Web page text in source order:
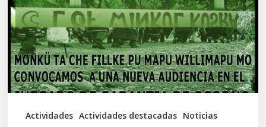
Actividades Actividades destacadas Noticias
a
apoyar
audiencia
en
Juzgado